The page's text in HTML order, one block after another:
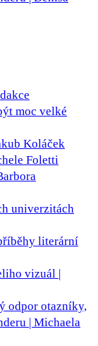
moc velké
Koláček
Foletti
univerzitách
literární
vizuál |
odpor otazníky,
| Michaela